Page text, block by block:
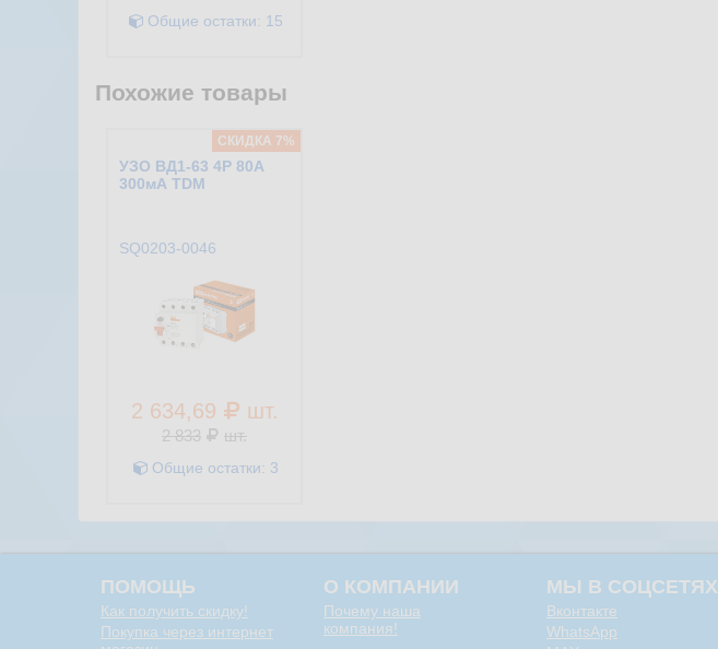
Общие остатки: 15
Похожие товары
УЗО ВД1-63 4Р 80А
300мА TDM
SQ0203-0046
2 634,69 шт.
2 833 шт.
Общие остатки: 3
CКИДКА 7%
ПОМОЩЬ
Как получить скидку!
Покупка через интернет
О КОМПАНИИ
Почему наша
компания!
МЫ В СОЦСЕТЯХ
Вконтакте
WhatsApp